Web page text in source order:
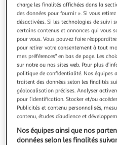
ELECTROLUX
Plat à rôtir E9KLLC1
Type de produit pizza : Plat à
: 29.1 cm Longueur développée
En savoir +
charge les finalités affichées dans la
des données pour fournir ». Si vous
désactivées. Si les technologies de suivi
certains contenus et annonces qui vous
pour vous. Vous pouvez faire
pour retirer votre consentement à tout
mes préférences" en bas de page. Les
sur notre ou nos sites web. Pour plus
politique de confidentialité. Nos équipes
traitent des données selon les finalités
géolocalisation précises. Analyser
pour l’identification. Stocker et/ou
Publicités et contenu personnalisés,
contenu, études d’audience et
Nos équipes ainsi que nos
données selon les finalités